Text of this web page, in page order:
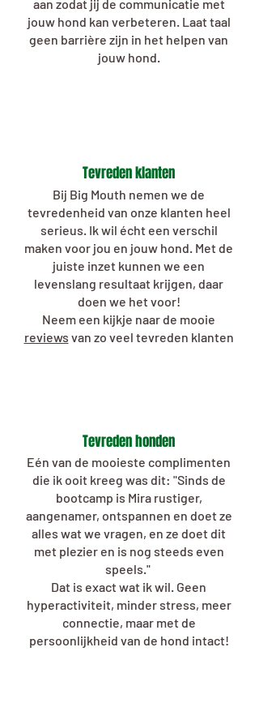
aan zodat jij de communicatie met
jouw hond kan verbeteren. Laat taal
geen barrière zijn in het helpen van
jouw hond.
Tevreden klanten
Bij Big Mouth nemen we de
tevredenheid van onze klanten heel
serieus. Ik wil écht een verschil
maken voor jou en jouw hond. Met de
juiste inzet kunnen we een
levenslang resultaat krijgen, daar
doen we het voor!
Neem een kijkje naar de mooie
reviews van zo veel tevreden klanten
Tevreden honden
Eén van de mooieste complimenten
die ik ooit kreeg was dit: "Sinds de
bootcamp is Mira rustiger,
aangenamer, ontspannen en doet ze
alles wat we vragen, en ze doet dit
met plezier en is nog steeds even
speels."
Dat is exact wat ik wil. Geen
hyperactiviteit, minder stress, meer
connectie, maar met de
persoonlijkheid van de hond intact!